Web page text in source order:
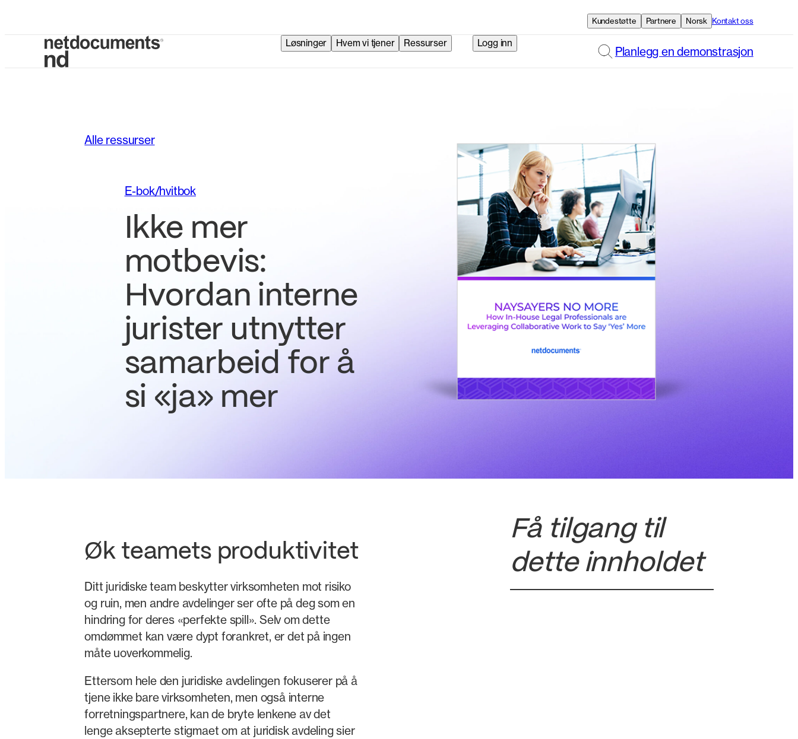
Kundestøtte Partnere Norsk Kontakt oss
Løsninger Hvem vi tjener Ressurser Logg inn
Planlegg en demonstrasjon
Alle ressurser
E-bok/hvitbok
Ikke mer
motbevis:
Hvordan interne
jurister utnytter
samarbeid for å
si «ja» mer
Øk teamets produktivitet
Ditt juridiske team beskytter virksomheten mot risiko
og ruin, men andre avdelinger ser ofte på deg som en
hindring for deres «perfekte spill». Selv om dette
omdømmet kan være dypt forankret, er det på ingen
måte uoverkommelig.
Ettersom hele den juridiske avdelingen fokuserer på å
tjene ikke bare virksomheten, men også interne
forretningspartnere, kan de bryte lenkene av det
lenge aksepterte stigmaet om at juridisk avdeling sier
Få tilgang til
dette innholdet